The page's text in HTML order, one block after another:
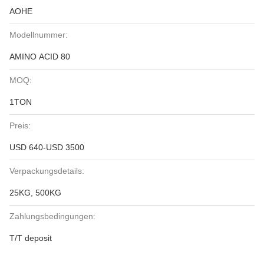
AOHE
Modellnummer:
AMINO ACID 80
MOQ:
1TON
Preis:
USD 640-USD 3500
Verpackungsdetails:
25KG, 500KG
Zahlungsbedingungen:
T/T deposit